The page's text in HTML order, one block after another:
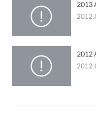
2013
2012